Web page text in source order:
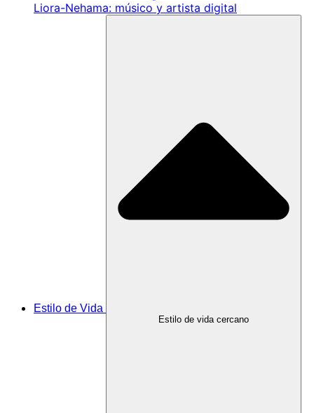
Liora-Nehama: músico y artista digital
Estilo de Vida
Estilo de vida cercano